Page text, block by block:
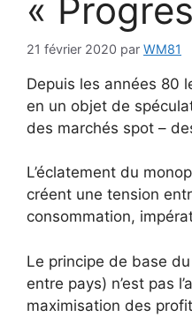
«
21 février 2020 par WM81
Depuis les années 80
en un objet de
des marchés spot –
L’éclatement du
créent une tension
consommation,
Le principe de base
entre pays) n’est pas
maximisation des